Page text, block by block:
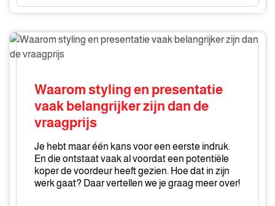
Waarom
styling
presentatie
belangrijker
vraagprijs
Waarom styling en presentatie
vaak belangrijker zijn dan de
vraagprijs
Je hebt maar één kans voor een eerste indruk.
En die ontstaat vaak al voordat een potentiële
koper de voordeur heeft gezien. Hoe dat in zijn
werk gaat? Daar vertellen we je graag meer over!